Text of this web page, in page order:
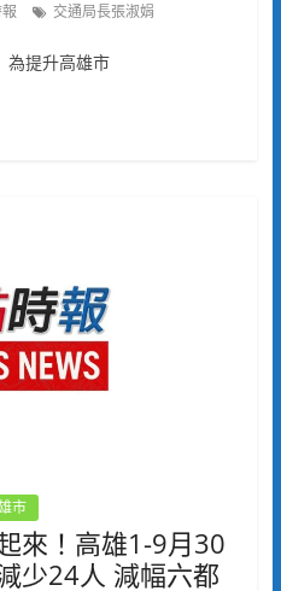
交通局長張淑娟
為提升高雄市
市
來！高雄1-9月30
少24人 減幅六都